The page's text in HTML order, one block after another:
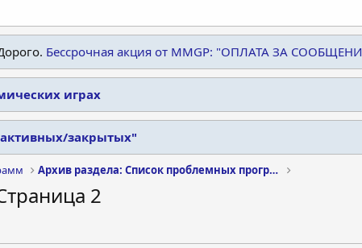
Бессрочная акция от MMGP: "ОПЛАТА ЗА
играх
закрытых"
Архив раздела: Список проблемных программ
2